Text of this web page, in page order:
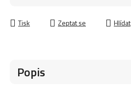
Tisk
Zeptat se Hlídat
Popis